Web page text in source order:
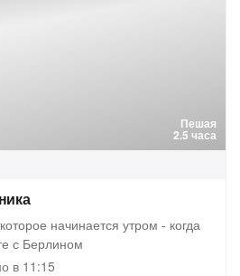
Пешая
2.5 часа
начинается утром - когда
с Берлином
в 11:15